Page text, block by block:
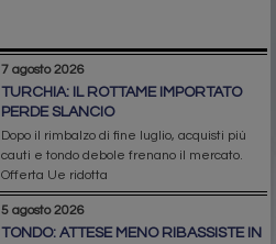
7 agosto 2026
TURCHIA: IL ROTTAME IMPORTATO
PERDE SLANCIO
Dopo il rimbalzo di fine luglio, acquisti più
cauti e tondo debole frenano il mercato.
Offerta Ue ridotta
5 agosto 2026
TONDO: ATTESE MENO RIBASSISTE IN